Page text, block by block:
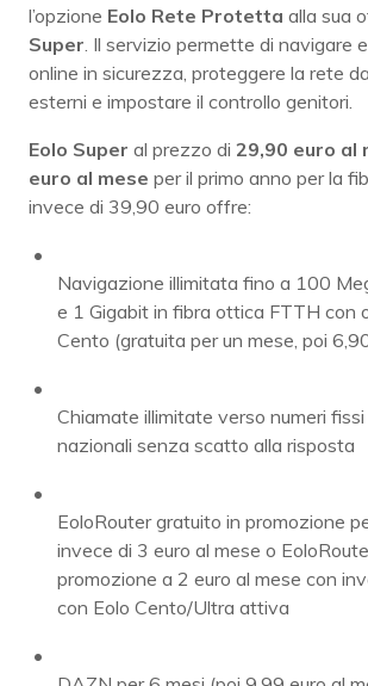
l’opzione Eolo Rete Protetta alla sua
Super . Il servizio permette di navigare
online in sicurezza, proteggere la rete
esterni e impostare il controllo genitori.
Eolo Super al prezzo di 29,90 euro al
euro al mese per il primo anno per la
invece di 39,90 euro offre:
Navigazione illimitata fino a 100
e 1 Gigabit in fibra ottica FTTH con
Cento (gratuita per un mese, poi
Chiamate illimitate verso numeri fissi
nazionali senza scatto alla risposta
EoloRouter gratuito in promozione
invece di 3 euro al mese o
promozione a 2 euro al mese con
con Eolo Cento/Ultra attiva